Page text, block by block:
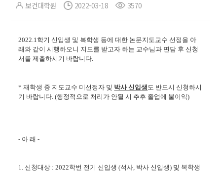
보건대학원 2022-03-18 3570
2022.1학기 신입생 및 복학생 등에 대한 논문지도교수 선정을 아
래와 같이 시행하오니 지도를 받고자 하는 교수님과 면담 후 신청
서를 제출하시기 바랍니다.
*재학생 중 지도교수 미선정자 및 박사 신입생 도 반드시 신청하시
기 바랍니다 . (행정적으로 처리가 안될 시 추후 졸업에 불이익)
- 아 래-
1. 신청대상 : 2022학번 전기 신입생(석사, 박사 신입생) 및 복학생